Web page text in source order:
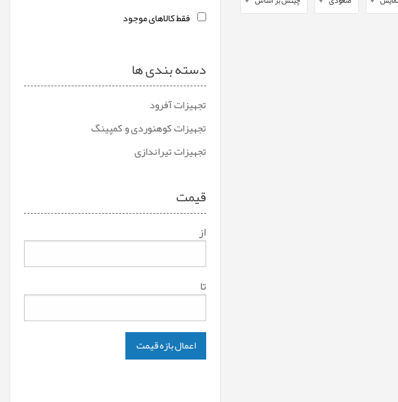
فقط کالاهای موجود
دسته بندی ها
تجهیزات آفرود
تجهیزات کوهنوردی و کمپینگ
تجهیزات تیراندازی
قیمت
از
تا
اعمال بازه قیمت